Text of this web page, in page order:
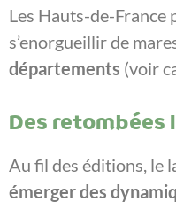
Les Hauts-de-France
s’enorgueillir de
départements (voir
Des
Au fil des éditions, le
émerger des